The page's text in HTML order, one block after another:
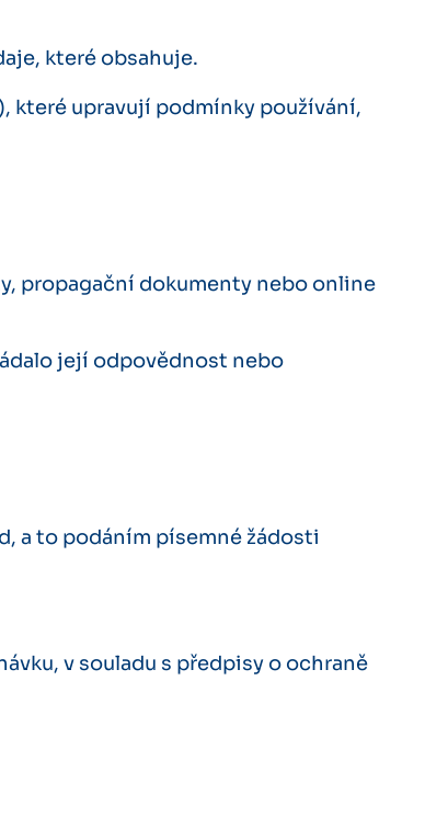
které obsahuje.
které upravují podmínky používání,
propagační dokumenty nebo online
její odpovědnost nebo
a to podáním písemné žádosti
v souladu s předpisy o ochraně